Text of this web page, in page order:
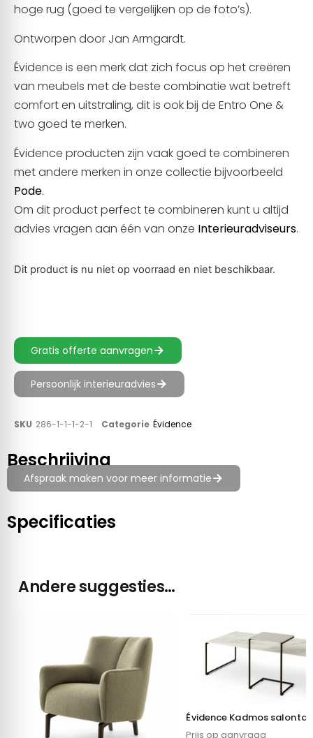
hoge rug (goed te vergelijken op de foto’s).
Ontworpen door Jan Armgardt.
Évidence is een merk dat zich focus op het creëren
van meubels met de beste combinatie wat betreft
comfort en uitstraling, dit is ook bij de Entro One &
two goed te merken.
Évidence producten zijn vaak goed te combineren
met andere merken in onze collectie bijvoorbeeld
Pode.
Om dit product perfect te combineren kunt u altijd
advies vragen aan één van onze Interieuradviseurs.
Dit product is nu niet op voorraad en niet beschikbaar.
Gratis offerte aanvragen
Persoonlijk interieuradvies
SKU 286-1-1-1-2-1 Categorie Évidence
Beschrijving
Afspraak maken voor meer informatie
Specificaties
Andere suggesties…
Évidence Kadmos
Prijs op aanvraag